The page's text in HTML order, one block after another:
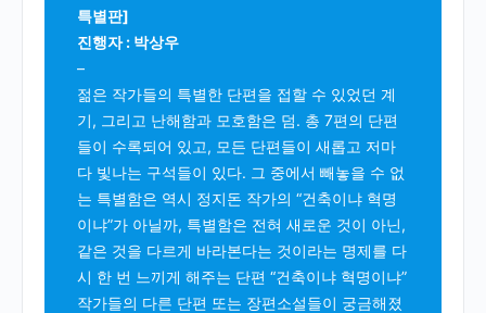
특별판]
진행자 : 박상우
–
젊은 작가들의 특별한 단편을 접할 수 있었던 계
기, 그리고 난해함과 모호함은 덤. 총 7편의 단편
들이 수록되어 있고, 모든 단편들이 새롭고 저마
다 빛나는 구석들이 있다. 그 중에서 빼놓을 수 없
는 특별함은 역시 정지돈 작가의 “건축이냐 혁명
이냐”가 아닐까, 특별함은 전혀 새로운 것이 아닌,
같은 것을 다르게 바라본다는 것이라는 명제를 다
시 한 번 느끼게 해주는 단편 “건축이냐 혁명이냐”
작가들의 다른 단편 또는 장편소설들이 궁금해졌